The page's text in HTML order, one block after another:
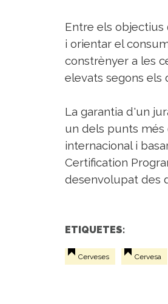
Entre els objectius
i orientar el
constrènyer a les
elevats segons els
La garantia d'un
un dels punts més
internacional i
Certification
desenvolupat des
ETIQUETES:
Cerveses Cervesa